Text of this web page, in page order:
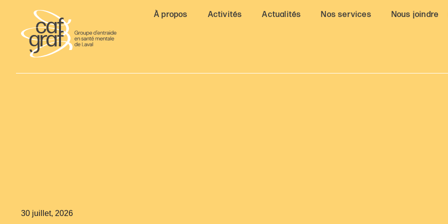
À propos Activités Actualités Nos services Nous joindre
30 juillet, 2026